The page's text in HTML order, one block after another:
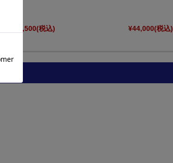
¥159,500(税込) ¥44,000(税込)